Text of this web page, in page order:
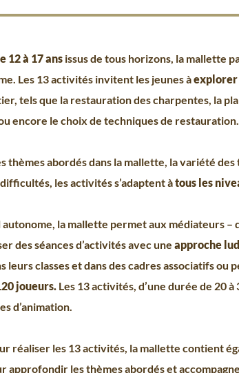
12 à 17 ansissus de tous horizons, la mallette
Les 13 activités invitent les jeunes àexplorer
tels que la restauration des charpentes, la
encore le choix de techniques de restauration.
thèmes abordés dans la mallette, la variété
les activités s’adaptent àtous les
la mallette permet aux médiateurs –
des séances d’activités avec une approche
leurs classes et dans des cadres associatifs
joueurs.Les 13 activités, d’une durée de 20
d’animation.
réaliser les 13 activités, la mallette contient
approfondir les thèmes abordés et